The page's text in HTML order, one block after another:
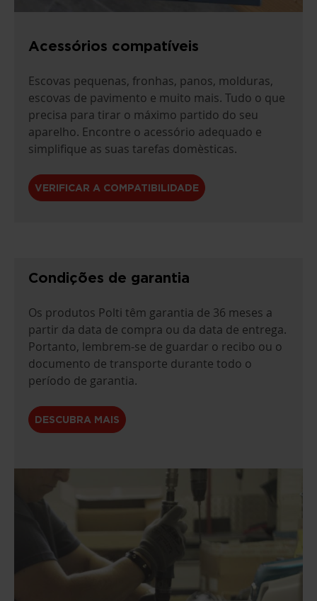
Acessórios compatíveis
Escovas pequenas, fronhas, panos, molduras,
escovas de pavimento e muito mais. Tudo o que
precisa para tirar o máximo partido do seu
aparelho. Encontre o acessório adequado e
simplifique as suas tarefas domèsticas.
VERIFICAR A COMPATIBILIDADE
Condições de garantia
Os produtos Polti têm garantia de 36 meses a
partir da data de compra ou da data de entrega.
Portanto, lembrem-se de guardar o recibo ou o
documento de transporte durante todo o
período de garantia.
DESCUBRA MAIS